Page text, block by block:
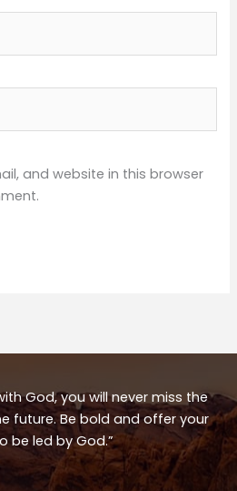
and website in this browser
God, you will never miss the
future. Be bold and offer your
be led by God.”